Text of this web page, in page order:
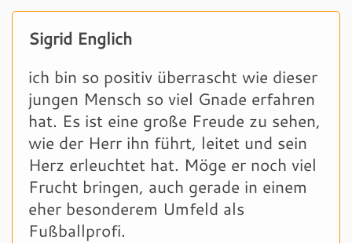
Sigrid Englich
ich bin so positiv überrascht wie dieser
jungen Mensch so viel Gnade erfahren
hat. Es ist eine große Freude zu sehen,
wie der Herr ihn führt, leitet und sein
Herz erleuchtet hat. Möge er noch viel
Frucht bringen, auch gerade in einem
eher besonderem Umfeld als
Fußballprofi.